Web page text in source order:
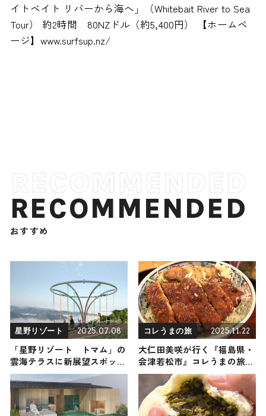
イトベイト リバーから海へ」（Whitebait River to Sea
Tour） 約2時間 80NZドル（約5,400円） 【ホームペ
ージ】www.surfsup.nz/
RECOMMENDED
おすすめ
星野リゾート 2025.07.08
「星野リゾート トマム」の
雲海テラスに新展望スポット
「Cloud Round（クラウドラ
ウンド）」が7月オープン！
コレうまの旅 2025.11.22
大仁田美咲が行く『福島県・
会津若松市』コレうまの旅！
地元の人おすすめのご当地名
物グルメ3選 2025年11月22日
放送